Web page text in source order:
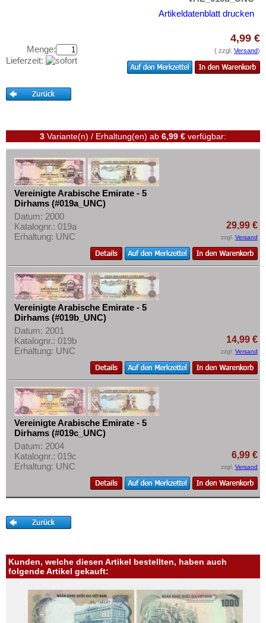
Kataloge
Aufbewahrung
Informationen
Preislisten
Ankauf
Erhaltungsgrade
Gratisbanknoten
FAQ
Mehr über...
Zahlungsbedingungen
Privatsphäre und Datenschutz
Widerrufsbelehrung
Liefer- und Versandkosten
Impressum
Artikeldatenblatt drucken
Menge:
Lieferzeit:
4,99 €
( zzgl. Versand)
3 Variante(n) / Erhaltung(en) ab 6,99 € verfügbar:
Vereinigte Arabische Emirate - 5
Dirhams (#019a_UNC)
Datum: 2000
Katalognr.: 019a
Erhaltung: UNC
29,99 €
zzgl. Versand
Vereinigte Arabische Emirate - 5
Dirhams (#019b_UNC)
Datum: 2001
Katalognr.: 019b
Erhaltung: UNC
14,99 €
zzgl. Versand
Vereinigte Arabische Emirate - 5
Dirhams (#019c_UNC)
Datum: 2004
Katalognr.: 019c
Erhaltung: UNC
6,99 €
zzgl. Versand
Kunden, welche diesen Artikel bestellten, haben auch
folgende Artikel gekauft: